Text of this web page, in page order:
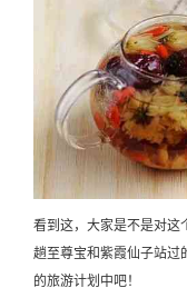
看到这，大家是不是对这
趟至尊宝和紫霞仙子站过
的旅游计划中吧！